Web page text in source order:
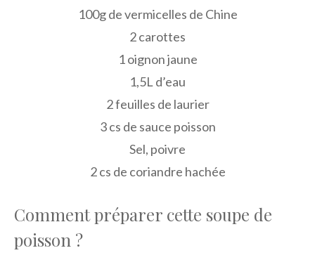
100g de vermicelles de Chine
2 carottes
1 oignon jaune
1,5L d’eau
2 feuilles de laurier
3 cs de sauce poisson
Sel, poivre
2 cs de coriandre hachée
Comment préparer cette soupe de
poisson ?